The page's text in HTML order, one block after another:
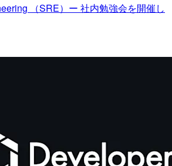
（SRE）ー 社内勉強会を開催し